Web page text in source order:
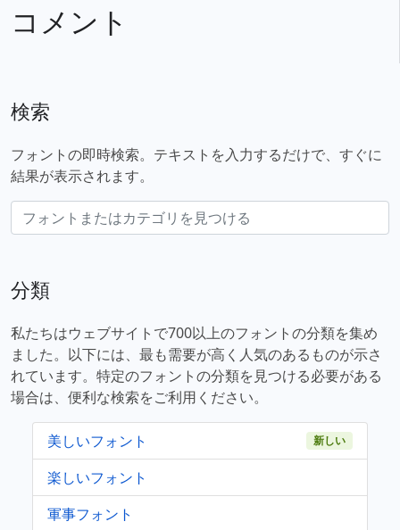
コメント
検索
フォントの即時検索。テキストを入力するだけで、すぐに
結果が表示されます。
分類
私たちはウェブサイトで700以上のフォントの分類を集め
ました。以下には、最も需要が高く人気のあるものが示さ
れています。特定のフォントの分類を見つける必要がある
場合は、便利な検索をご利用ください。
美しいフォント 新しい
楽しいフォント
軍事フォント